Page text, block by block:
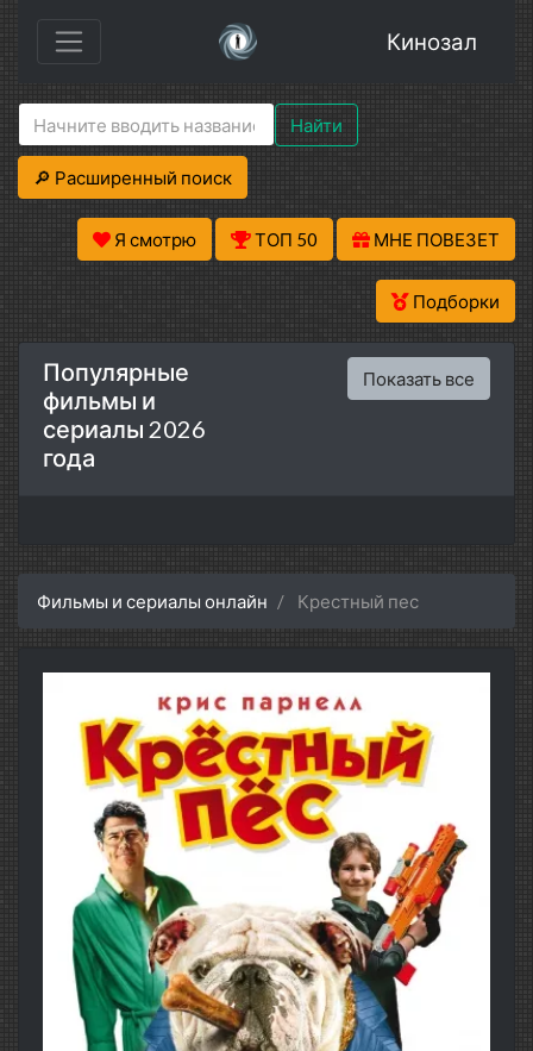
Кинозал
Найти
🔎 Расширенный поиск
Я смотрю ТОП 50 МНЕ ПОВЕЗЕТ
Подборки
Популярные
фильмы и
сериалы 2026
года
Показать все
Фильмы и сериалы онлайн Крестный пес